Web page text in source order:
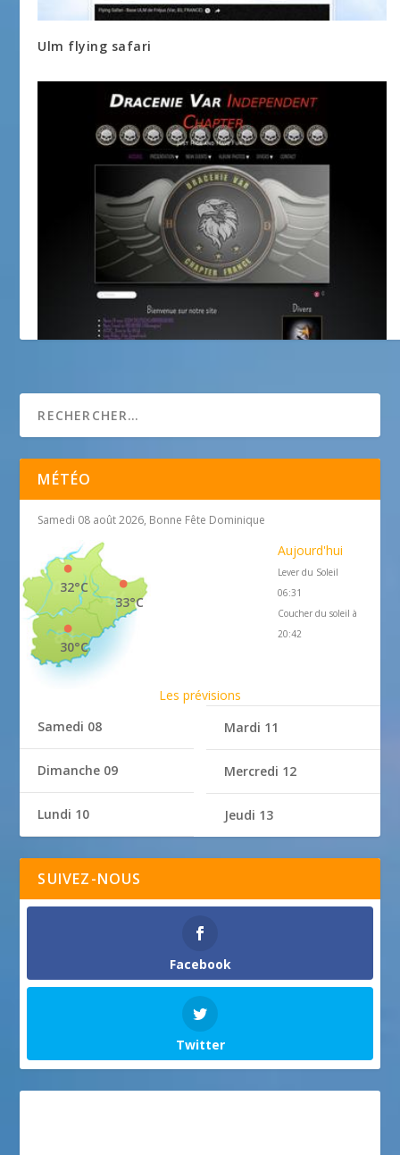
Ulm flying safari
MÉTÉO
Samedi 08 août 2026, Bonne Fête Dominique
33°C
32°C
30°C
Aujourd'hui
Lever du Soleil
06:31
Coucher du soleil à
20:42
Les prévisions
Samedi 08
Dimanche 09
Lundi 10
Mardi 11
Mercredi 12
Jeudi 13
SUIVEZ-NOUS
Facebook
Twitter